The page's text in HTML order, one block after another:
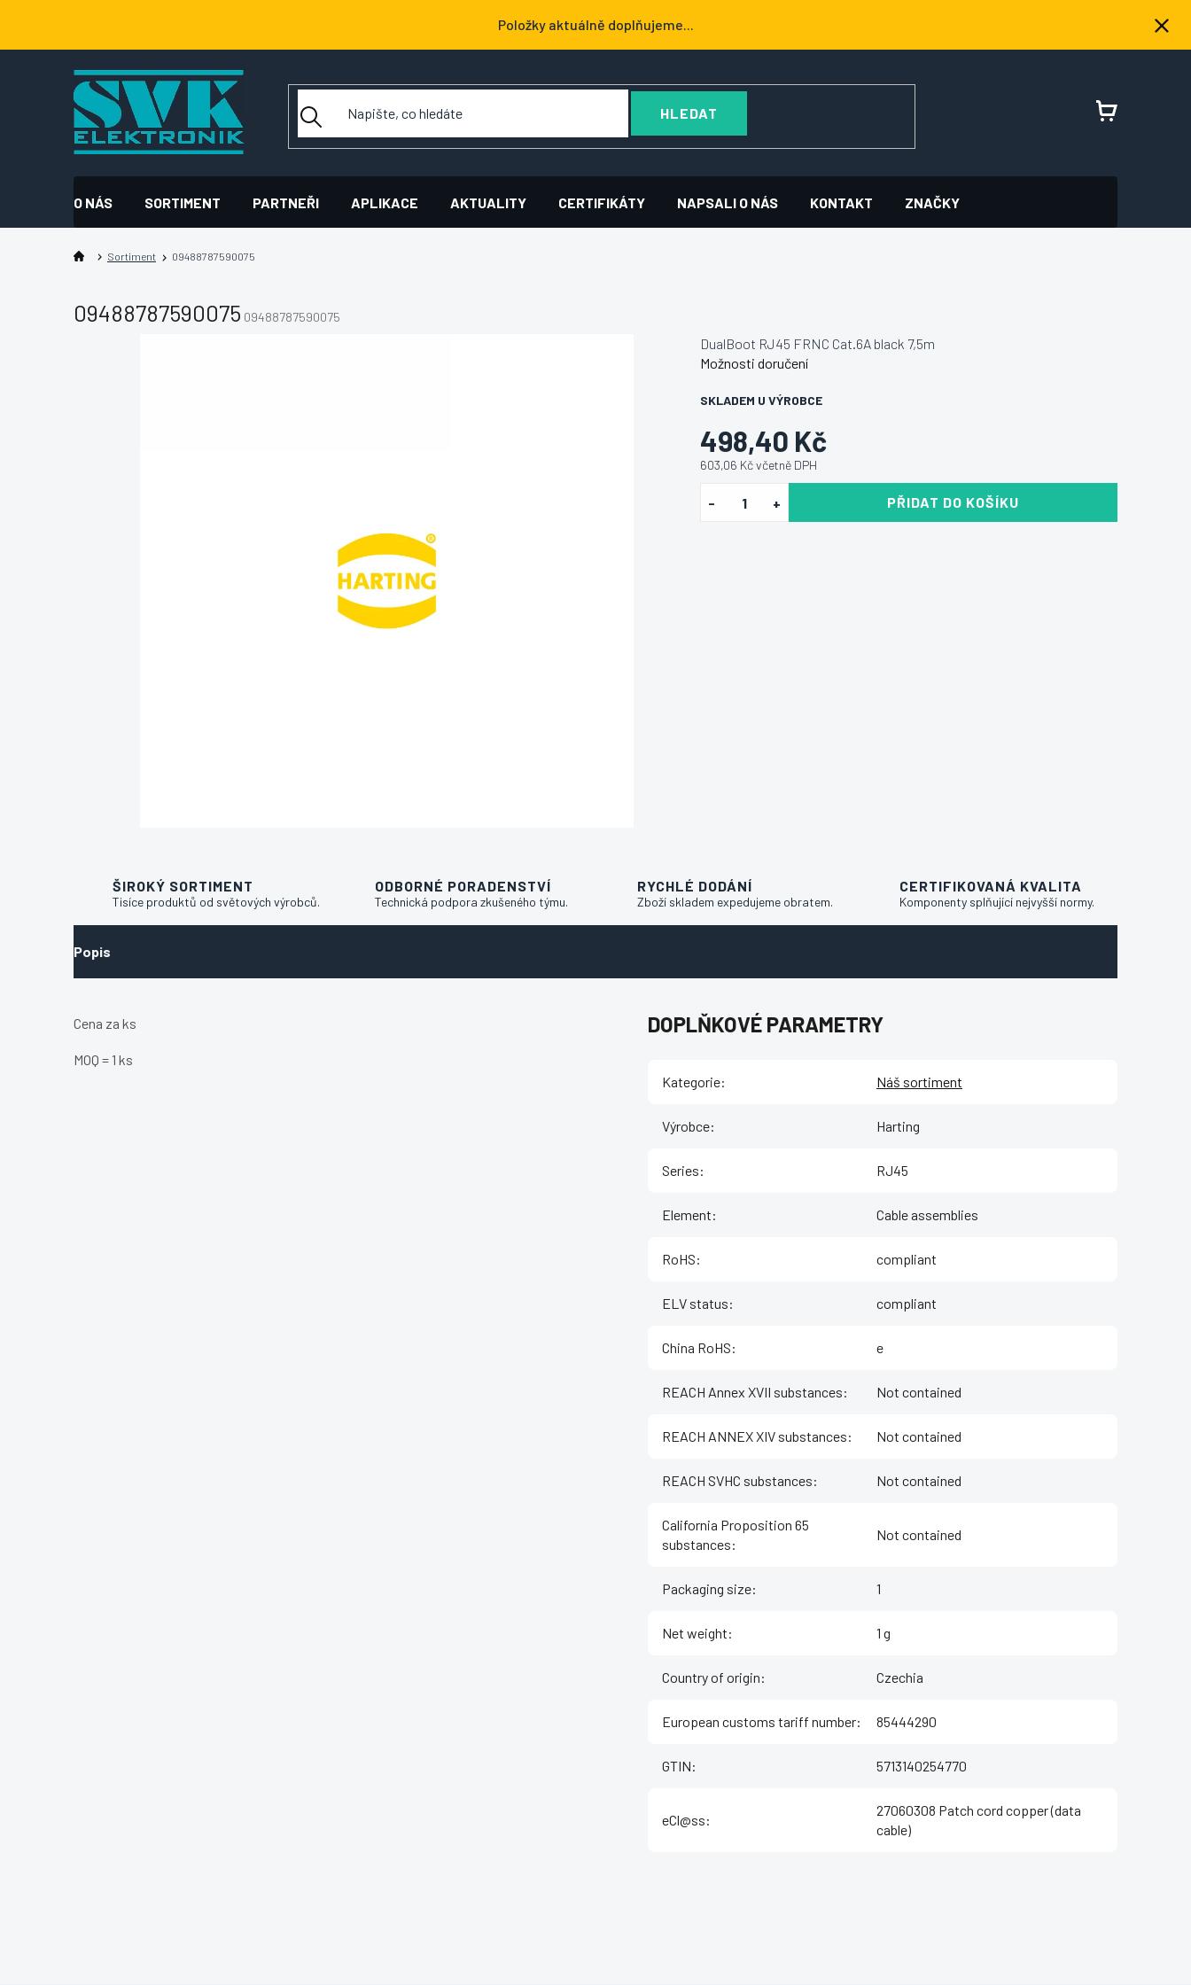
obsah
Položky aktuálně doplňujeme...
HLEDAT
NÁKUPNÍ
O NÁS SORTIMENT PARTNEŘI APLIKACE AKTUALITY CERTIFIKÁTY NAPSALI O NÁS KONTAKT ZNAČKY
Sortiment 09488787590075
09488787590075 09488787590075
498,40 Kč
603,06 Kč včetně DPH
SKLADEM U VÝROBCE
Možnosti doručení
PŘIDAT DO KOŠÍKU
DualBoot RJ45 FRNC Cat.6A black 7,5m
ŠIROKÝ SORTIMENT
Tisíce produktů od světových výrobců.
ODBORNÉ PORADENSTVÍ
Technická podpora zkušeného týmu.
RYCHLÉ DODÁNÍ
Zboží skladem expedujeme obratem.
CERTIFIKOVANÁ KVALITA
Komponenty splňující nejvyšší normy.
Popis
Cena za ks
MOQ = 1 ks
DOPLŇKOVÉ PARAMETRY
Kategorie: Náš sortiment
Výrobce: Harting
Series: RJ45
Element: Cable assemblies
RoHS: compliant
ELV status: compliant
China RoHS: e
REACH Annex XVII substances: Not contained
REACH ANNEX XIV substances: Not contained
REACH SVHC substances: Not contained
California Proposition 65
substances:
Not contained
Packaging size: 1
Net weight: 1 g
Country of origin: Czechia
European customs tariff number: 85444290
GTIN: 5713140254770
eCl@ss:
27060308 Patch cord copper (data
cable)